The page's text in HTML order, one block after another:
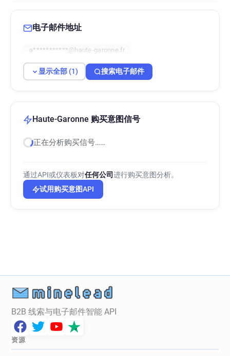
电子邮件地址
a***********@haute-garonne.fr
显示全部 (1) 搜索电子邮件
Haute-Garonne 购买意图信号
正在分析购买信号……
通过API或仪表板对任何公司进行购买意图分析。
试用购买意图API
B2B 线索与电子邮件智能 API
资源